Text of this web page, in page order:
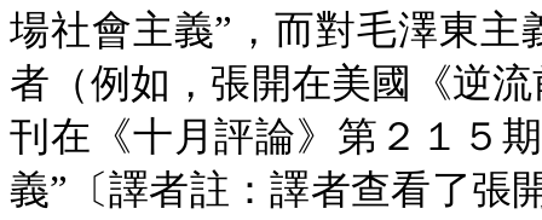
場社會主義”，而對毛澤東
者（例如，張開在美國《逆
刊在《十月評論》第２１５
義”〔譯者註：譯者查看了張